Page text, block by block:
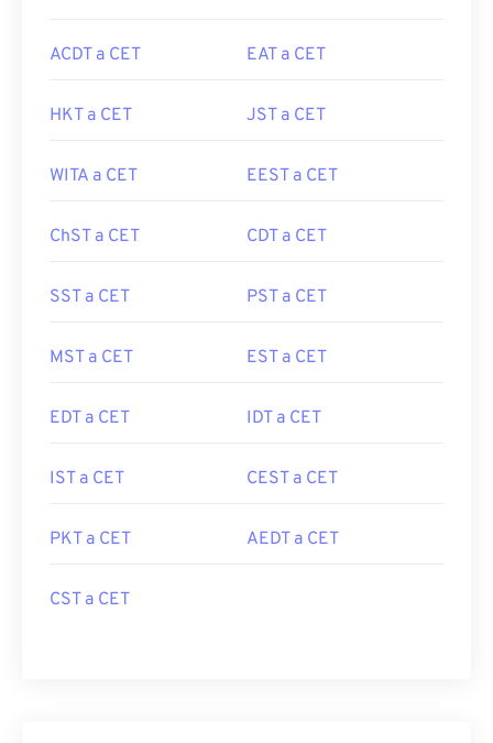
ACDT a CET EAT a CET
HKT a CET JST a CET
WITA a CET EEST a CET
ChST a CET CDT a CET
SST a CET PST a CET
MST a CET EST a CET
EDT a CET IDT a CET
IST a CET CEST a CET
PKT a CET AEDT a CET
CST a CET